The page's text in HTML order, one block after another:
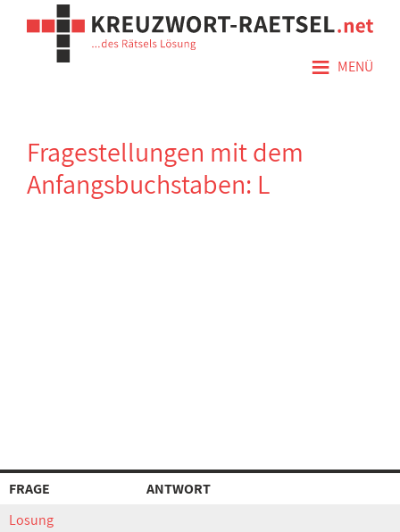
≡ MENÜ
Fragestellungen mit dem
Anfangsbuchstaben: L
FRAGE
ANTWORT
Losung